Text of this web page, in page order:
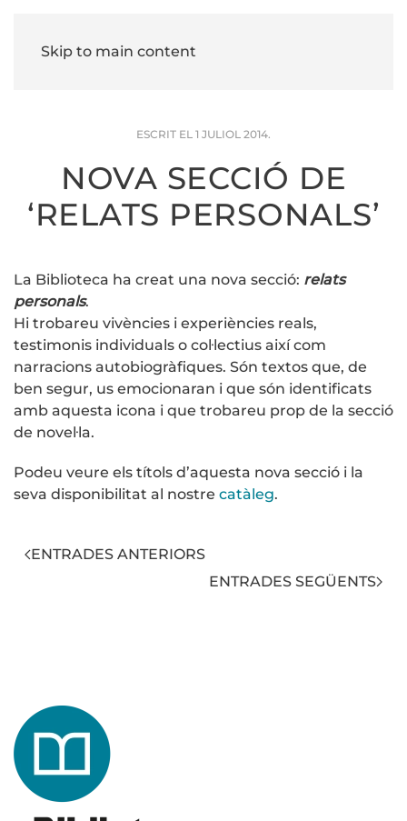
Skip to main content
ESCRIT EL 1 JULIOL 2014.
NOVA SECCIÓ DE
‘RELATS PERSONALS’
La Biblioteca ha creat una nova secció: relats
personals.
Hi trobareu vivències i experiències reals,
testimonis individuals o col·lectius així com
narracions autobiogràfiques. Són textos que, de
ben segur, us emocionaran i que són identificats
amb aquesta icona i que trobareu prop de la secció
de novel·la.
Podeu veure els títols d’aquesta nova secció i la
seva disponibilitat al nostre catàleg.
ENTRADES ANTERIORS
ENTRADES SEGÜENTS